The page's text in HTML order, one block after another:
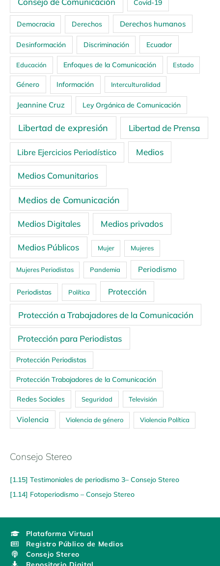
Covid-19
Democracia Derechos Derechos humanos
Desinformación Discriminación Ecuador
Educación Enfoques de la Comunicación Estado
Género Información Interculturalidad
Jeannine Cruz Ley Orgánica de Comunicación
Libertad de expresión Libertad de Prensa
Libre Ejercicios Periodístico Medios
Medios Comunitarios
Medios de Comunicación
Medios Digitales Medios privados
Medios Públicos Mujer Mujeres
Mujeres Periodistas Pandemia Periodismo
Periodistas Política Protección
Protección a Trabajadores de la Comunicación
Protección para Periodistas
Protección Periodistas
Protección Trabajadores de la Comunicación
Redes Sociales Seguridad Televisión
Violencia Violencia de género Violencia Política
Consejo Stereo
[1.15] Testimoniales de periodismo 3– Consejo Stereo
[1.14] Fotoperiodismo – Consejo Stereo
Plataforma Virtual
Registro Público de Medios
Consejo Stereo